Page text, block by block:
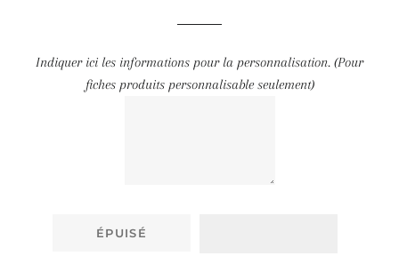
Indiquer ici les informations pour la personnalisation. (Pour
fiches produits personnalisable seulement)
ÉPUISÉ